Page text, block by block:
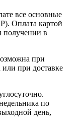
все основные
Оплата картой
получении в
при
или при доставке
по
день,